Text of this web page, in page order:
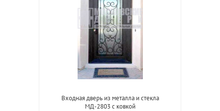
Входная дверь из металла и стекла
МД-2803 с ковкой